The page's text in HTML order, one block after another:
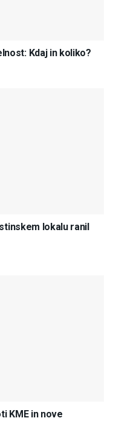
Kdaj in koliko?
lokalu ranil
KME in nove